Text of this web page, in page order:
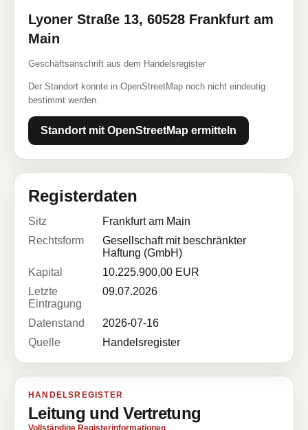
Lyoner Straße 13, 60528 Frankfurt am
Main
Geschäftsanschrift aus dem Handelsregister
Der Standort konnte in OpenStreetMap noch nicht eindeutig
bestimmt werden.
Standort mit OpenStreetMap ermitteln
Registerdaten
Sitz
Frankfurt am Main
Rechtsform
Gesellschaft mit beschränkter
Haftung (GmbH)
Kapital
10.225.900,00 EUR
Letzte
Eintragung
09.07.2026
Datenstand
2026-07-16
Quelle
Handelsregister
HANDELSREGISTER
Leitung und Vertretung
Vollständige Registerinformationen